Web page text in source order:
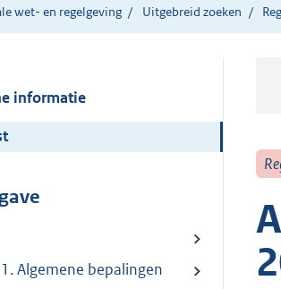
wet- en regelgeving Uitgebreid zoeken
informatie
Algemene bepalingen